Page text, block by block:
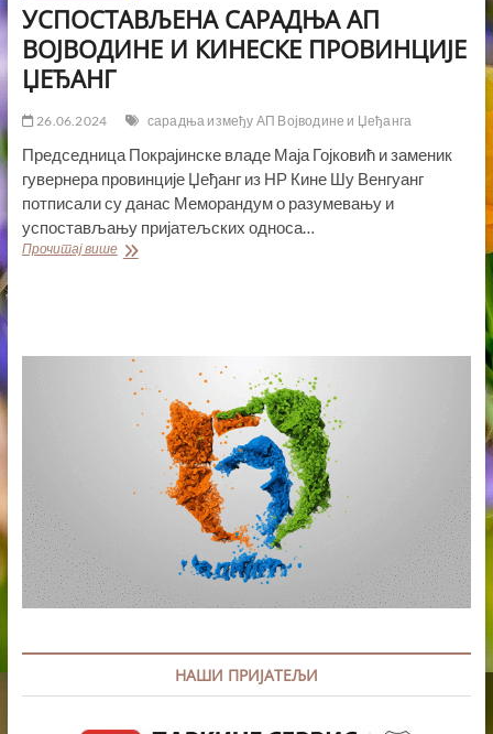
УСПОСТАВЉЕНА САРАДЊА АП
ВОЈВОДИНЕ И КИНЕСКЕ ПРОВИНЦИЈЕ
ЏЕЂАНГ
26.06.2024 сарадња између АП Војводине и Џеђанга
Председница Покрајинске владе Маја Гојковић и заменик
гувернера провинције Џеђанг из НР Кине Шу Венгуанг
потписали су данас Меморандум о разумевању и
успостављању пријатељских односа…
Прочитај вишеУСПОСТАВЉЕНА
ПРОВИНЦИЈЕ
ЏЕЂАНГ
НАШИ ПРИЈАТЕЉИ